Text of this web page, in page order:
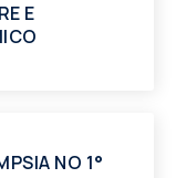
E
NO 1°